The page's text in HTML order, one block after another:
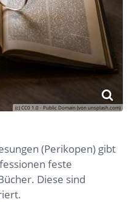
(c) CC0 1.0 - Public Domain (von unsplash.com)
(Perikopen) gibt
feste
Diese sind